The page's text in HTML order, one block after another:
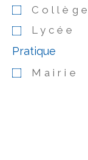
Collège
Lycée
Pratique
Mairie